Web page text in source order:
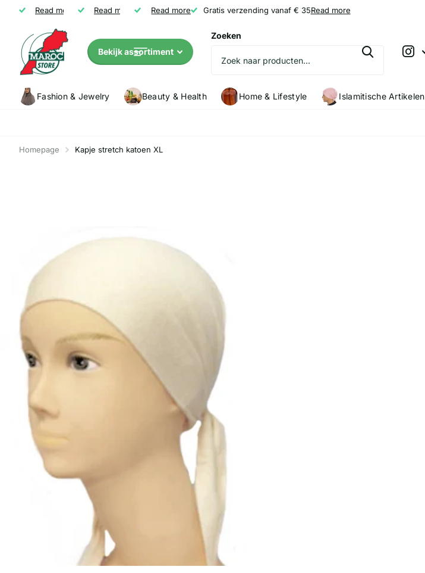
Gratis verzending vanaf € 35
Read more Niet tevreden? Geld terug
Read more Klanten (5147) geven Marocstore een 9.2 /10
Read more 9.2
Gratis verzending vanaf € 35Read more
Bekijk assortiment
Zoeken
Fashion & Jewelry Beauty & Health Home & Lifestyle Islamitische Artikelen
Homepage Kapje stretch katoen XL